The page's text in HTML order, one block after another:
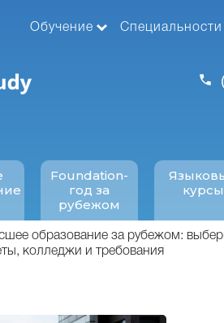
Обучение Специальности
Foundation-
год за
рубежом
курсы
образование за рубежом:
колледжи и требования